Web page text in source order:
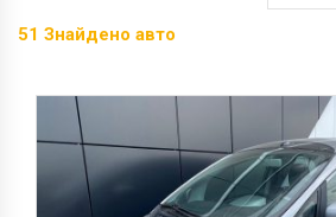
51 Знайдено авто